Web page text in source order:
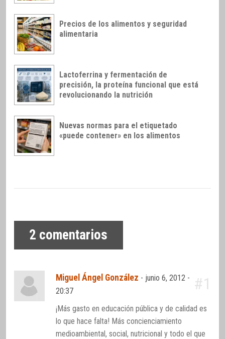
Precios de los alimentos y seguridad
alimentaria
Lactoferrina y fermentación de
precisión, la proteína funcional que está
revolucionando la nutrición
Nuevas normas para el etiquetado
«puede contener» en los alimentos
2 comentarios
Miguel Ángel González - junio 6, 2012 -
20:37
#1
¡Más gasto en educación pública y de calidad es
lo que hace falta! Más concienciamiento
medioambiental, social, nutricional y todo el que